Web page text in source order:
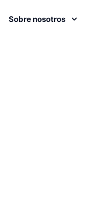
Sobre nosotros